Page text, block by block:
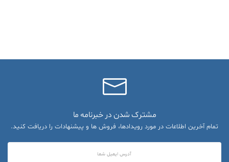
مشترک شدن در خبرنامه ما
تمام آخرین اطلاعات در مورد رویدادها، فروش ها و پیشنهادات را دریافت کنید.